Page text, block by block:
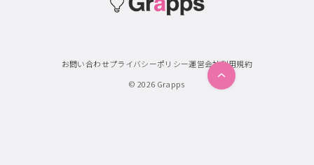
お問い合わせプライバシーポリシー運営会社利用規約
© 2026 Grapps